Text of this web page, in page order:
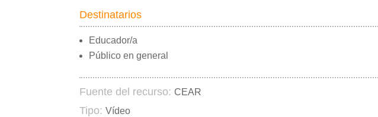
Destinatarios
Educador/a
Público en general
Fuente del recurso: CEAR
Tipo: Vídeo